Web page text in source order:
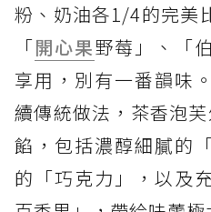
粉、奶油各1/4的完美
「開心果野莓」、「
享用，別有一番韻味
續傳統做法，茶香泡
餡，包括濃醇細膩的
的「巧克力」，以及